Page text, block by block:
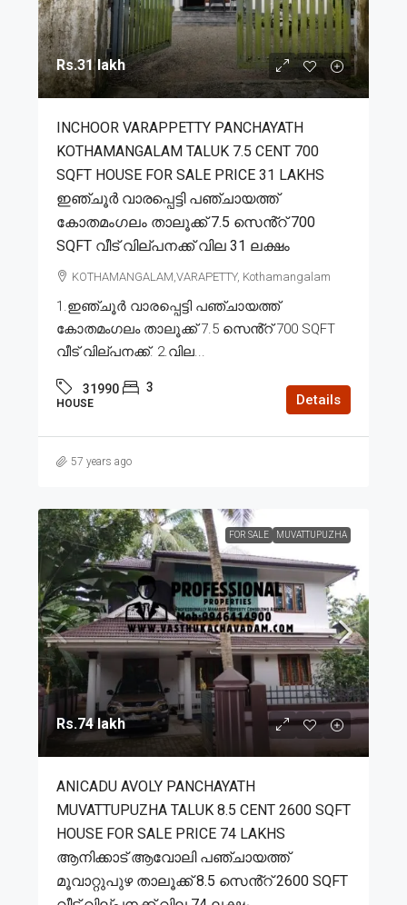
Rs.31 lakh
INCHOOR VARAPPETTY PANCHAYATH
KOTHAMANGALAM TALUK 7.5 CENT 700
SQFT HOUSE FOR SALE PRICE 31 LAKHS
ഇഞ്ചൂർ വാരപ്പെട്ടി പഞ്ചായത്ത്
കോതമംഗലം താലൂക്ക് 7.5 സെൻ്റ് 700
SQFT വീട് വില്പനക്ക് വില 31 ലക്ഷം
KOTHAMANGALAM,VARAPETTY, Kothamangalam
1.ഇഞ്ചൂർ വാരപ്പെട്ടി പഞ്ചായത്ത്
കോതമംഗലം താലൂക്ക് 7.5 സെൻ്റ് 700 SQFT
വീട് വില്പനക്ക്. 2.വില...
31990 3
HOUSE Details
57 years ago
FOR SALE MUVATTUPUZHA
Rs.74 lakh
ANICADU AVOLY PANCHAYATH
MUVATTUPUZHA TALUK 8.5 CENT 2600 SQFT
HOUSE FOR SALE PRICE 74 LAKHS
ആനിക്കാട് ആവോലി പഞ്ചായത്ത്
മൂവാറ്റുപുഴ താലൂക്ക് 8.5 സെൻ്റ് 2600 SQFT